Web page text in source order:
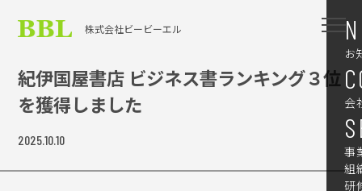
株式会社ビービーエル
お
会
事
組
研
紀伊国屋書店 ビジネス書ランキング３位
を獲得しました
2025.10.10